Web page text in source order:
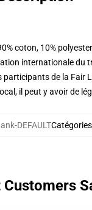
coton, 10% polyester
internationale du
de la Fair
il peut y avoir de
DEFAULTCatégories
Customers